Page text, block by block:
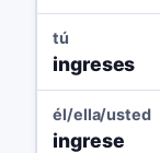
tú
ingreses
él/ella/usted
ingrese